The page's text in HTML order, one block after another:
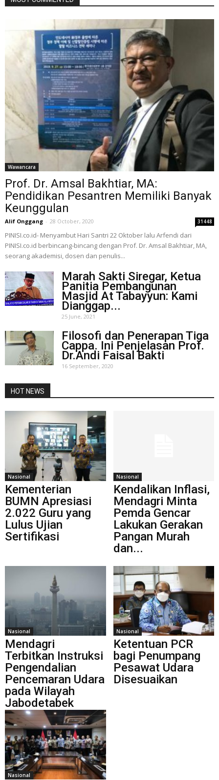
Wawancara
Prof. Dr. Amsal Bakhtiar, MA:
Pendidikan Pesantren Memiliki Banyak
Keunggulan
Alif Onggang - 28 October, 2020 31448
PINISI.co.id- Menyambut Hari Santri 22 Oktober lalu Arfendi dari
PINISI.co.id berbincang-bincang dengan Prof. Dr. Amsal Bakhtiar, MA,
seorang akademisi, dosen dan penulis...
Marah Sakti Siregar, Ketua
Panitia Pembangunan
Masjid At Tabayyun: Kami
Dianggap...
25 June, 2021
Filosofi dan Penerapan Tiga
Cappa. Ini Penjelasan Prof.
Dr.Andi Faisal Bakti
16 September, 2020
HOT NEWS
Nasional
Kementerian
BUMN Apresiasi
2.022 Guru yang
Lulus Ujian
Sertifikasi
Nasional
Kendalikan Inflasi,
Mendagri Minta
Pemda Gencar
Lakukan Gerakan
Pangan Murah
dan...
Nasional
Mendagri
Terbitkan Instruksi
Pengendalian
Pencemaran Udara
pada Wilayah
Jabodetabek
Nasional
Ketentuan PCR
bagi Penumpang
Pesawat Udara
Disesuaikan
Nasional